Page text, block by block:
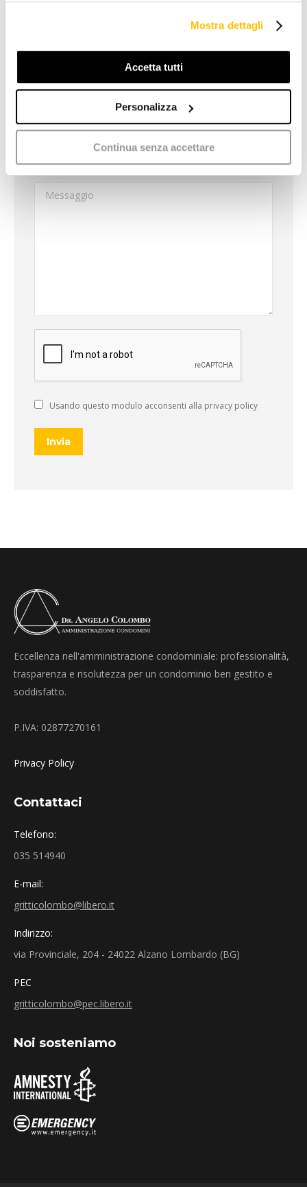
Mostra dettagli
Accetta tutti
Personalizza
Continua senza accettare
Contattaci
Nome *
E-mail *
Messaggio
Usando questo modulo acconsenti alla privacy policy
Invia
Eccellenza nell'amministrazione condominiale: professionalità,
trasparenza e risolutezza per un condominio ben gestito e
soddisfatto.
P.IVA: 02877270161
Privacy Policy
Contattaci
Telefono:
035 514940
E-mail:
gritticolombo@libero.it
Indirizzo:
via Provinciale, 204 - 24022 Alzano Lombardo (BG)
PEC
gritticolombo@pec.libero.it
Noi sosteniamo